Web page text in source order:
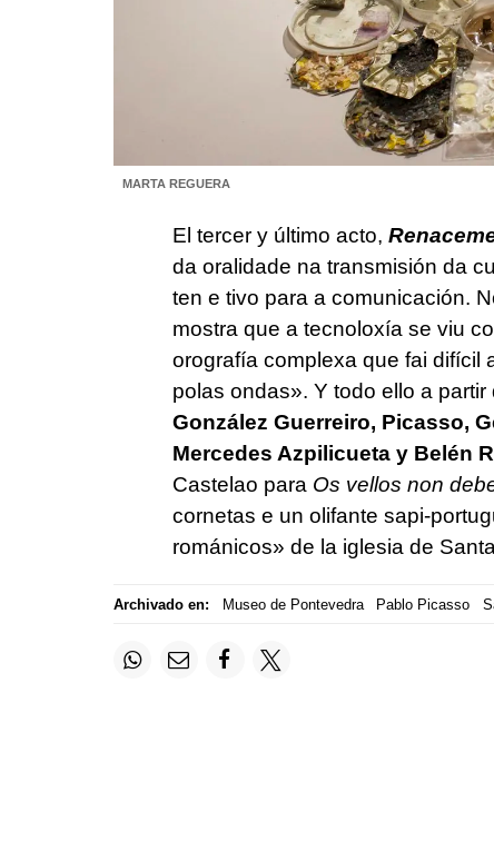
MARTA REGUERA
El tercer y último acto,
da oralidade na transmisión da
ten e tivo para a comunicación.
mostra que a tecnoloxía se viu
orografía complexa que fai difícil
polas ondas». Y todo ello a
González Guerreiro, Picasso,
Mercedes Azpilicueta y Belén
Castelao para Os vellos non
cornetas e un olifante sapi-
románicos» de la iglesia de
Archivado en: Museo de Pontevedra Pablo Picasso